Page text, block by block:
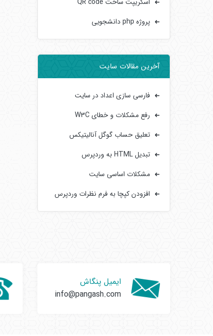
پروژه php دانشجویی
آخرین مقالات سایت
فارسی سازی اعداد در سایت
رفع مشکلات و خطای W3C
تعلیق حساب گوگل آنالیتیکس
تبدیل HTML به وردپرس
مشکلات اساسی سایت‌
افزودن کپچا به فرم‌ نظرات وردپرس
ایمیل پنگاش
info@pangash.com